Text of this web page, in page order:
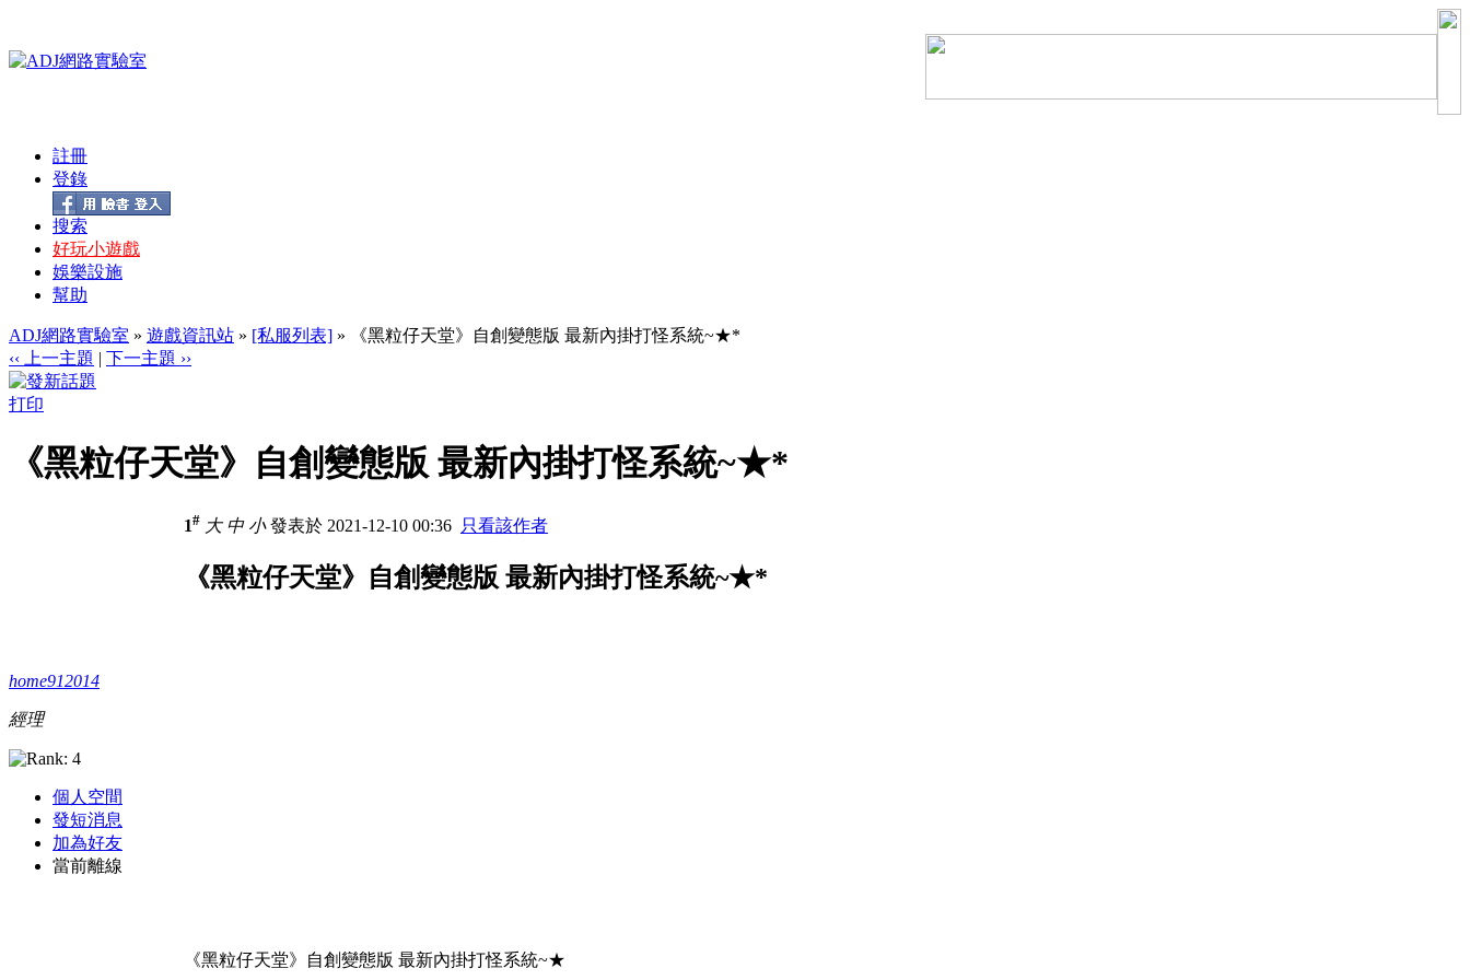
註冊
登錄
搜索
好玩小遊戲
娛樂設施
幫助
ADJ網路實驗室 » 遊戲資訊站 » [私服列表] » 《黑粒仔天堂》自創變態版 最新內掛打怪系統~★*
‹‹ 上一主題 | 下一主題 ››
打印
《黑粒仔天堂》自創變態版 最新內掛打怪系統~★*
home912014
經理
個人空間
發短消息
加為好友
當前離線
1# 大 中 小發表於 2021-12-10 00:36 只看該作者
《黑粒仔天堂》自創變態版 最新內掛打怪系統~★*
《黑粒仔天堂》自創變態版 最新內掛打怪系統~★